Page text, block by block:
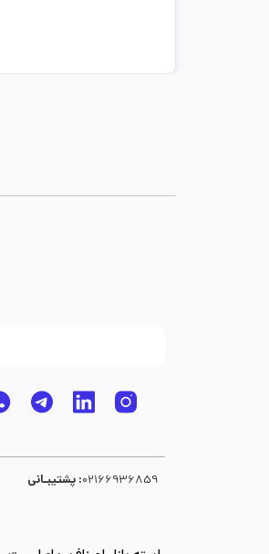
پشتیبـانی :02166936859